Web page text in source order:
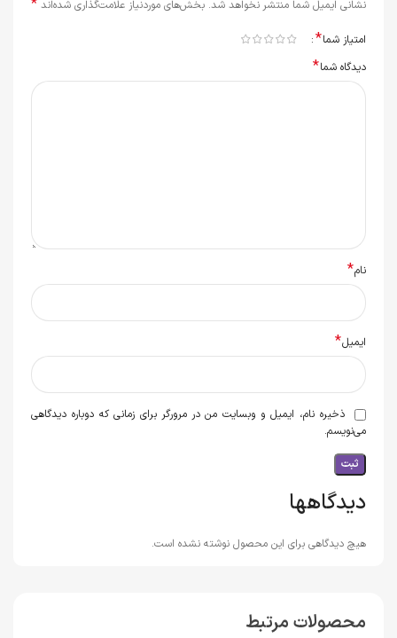
دیدگاهها
هیچ دیدگاهی برای این محصول نوشته نشده است.
نشانی ایمیل شما منتشر نخواهد شد. بخش‌های موردنیاز علامت‌گذاری شده‌اند *
امتیاز شما*
دیدگاه شما*
نام*
ایمیل*
ذخیره نام، ایمیل و وبسایت من در مرورگر برای زمانی که دوباره دیدگاهی
می‌نویسم.
محصولات مرتبط